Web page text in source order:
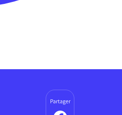
Partager